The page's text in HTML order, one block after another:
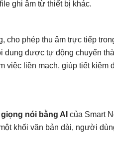
ghi âm từ thiết bị khác.
cho phép thu âm trực tiếp
dung được tự động chuyển
việc liền mạch, giúp tiết kiệm
nói bằng AI của Smart
khối văn bản dài, người